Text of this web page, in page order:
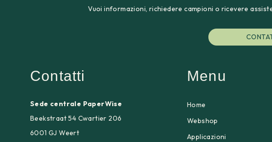
Vuoi informazioni, richiedere campioni o ricevere
Contatti
Sede centrale PaperWise
Beekstraat 54 Cwartier 206
6001 GJ Weert
Menu
Home
Webshop
Applicazioni